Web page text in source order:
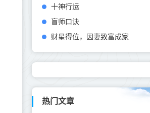
十神行运
盲师口诀
财星得位，因妻致富成家
热门文章